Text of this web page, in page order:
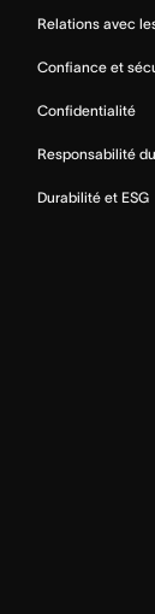
Relations avec
Confiance et
Confidentialité
Responsabilité
Durabilité et ESG